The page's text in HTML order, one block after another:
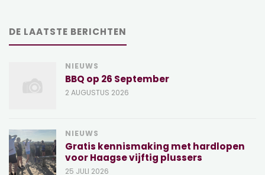
DE LAATSTE BERICHTEN
NIEUWS
BBQ op 26 September
2 AUGUSTUS 2026
NIEUWS
Gratis kennismaking met hardlopen
voor Haagse vijftig plussers
25 JULI 2026